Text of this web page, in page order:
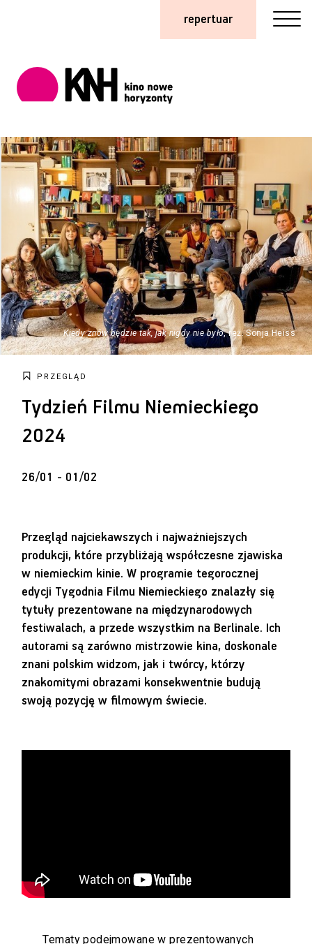
repertuar
Kiedy znów będzie tak, jak nigdy nie było, reż. Sonja Heiss
PRZEGLĄD
Tydzień Filmu Niemieckiego
2024
26/01 - 01/02
Przegląd najciekawszych i najważniejszych
produkcji, które przybliżają współczesne zjawiska
w niemieckim kinie. W programie tegorocznej
edycji Tygodnia Filmu Niemieckiego znalazły się
tytuły prezentowane na międzynarodowych
festiwalach, a przede wszystkim na Berlinale. Ich
autorami są zarówno mistrzowie kina, doskonale
znani polskim widzom, jak i twórcy, którzy
znakomitymi obrazami konsekwentnie budują
swoją pozycję w filmowym świecie.
Tematy podejmowane w prezentowanych